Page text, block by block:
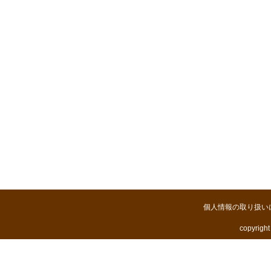
個人情報の取り扱い